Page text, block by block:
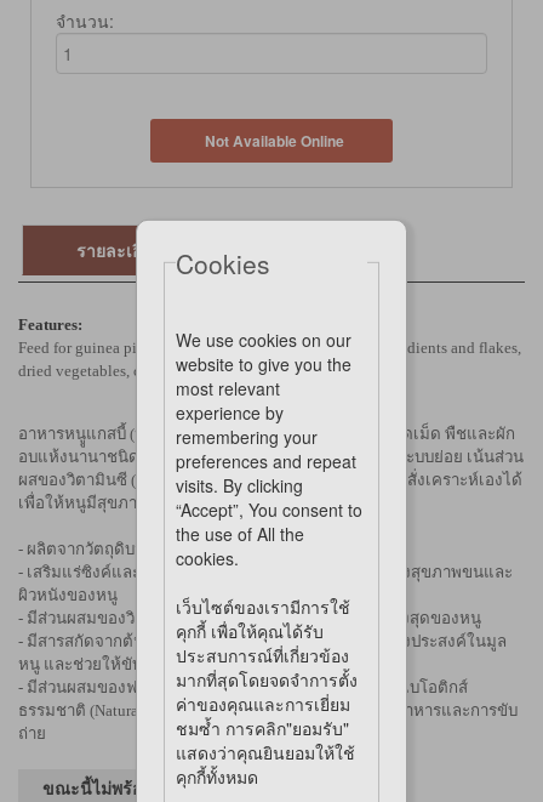
จำนวน:
Not Available Online
รายละเอียด
Features:
Feed for guinea pigs with grass pellets, various puffed ingredients and flakes,
dried vegetables, carob and sunflower seeds.
อาหารหนููแกสบี้ (หนูเควี่) Little One มีส่วนผสมของหญ้าอัดเม็ด พืชและผัก
อบแห้งนานาชนิด และผลคารอบ (Carob) ที่ช่วยเรื่องของระบบย่อย เน้นส่วน
ผสของวิตามินซี (Enhanced Vitamin-C) ที่แกสบี้ไม่สามารถสั่งเคราะห์เองได้
เพื่อให้หนูมีสุขภาพดี ห่างไกลโรค
- ผลิตจากวัตถุดิบจากธรรมชาติ 100% (Natural Ingredient)
- เสริมแร่ซิงค์และไบโอติน (Zinc and Biotin) เพื่อช่วยบำรุงสุขภาพขนและ
ผิวหนังของหนู
- มีส่วนผสมของวิตามินและแร่ธาตุสำคัญเพื่อสวัสดิภาพสูงสุดของหนู
- มีสารสกัดจากต้นยัคค่า (Yucca Extract) ช่วยลดกลิ่นไม่พึงประสงค์ในมูล
หนู และช่วยให้ขับถ่ายเป็นก้อน
- มีส่วนผสมของฟรุกโตโอลิโกแซ็กคาไรด์ (FOS) ที่เป็นพรีไบโอติกส์
ธรรมชาติ (Natural Prebiotics) สำหรับช่วยเรืองระบบย่อยอาหารและการขับ
ถ่าย
ขณะนี้ไม่พร้อมจำหน่ายในร้านค้า
Cookies
We use cookies on our
website to give you the
most relevant
experience by
remembering your
preferences and repeat
visits. By clicking
“Accept”, You consent to
the use of All the
cookies.
เว็บไซต์ของเรามีการใช้
คุกกี้ เพื่อให้คุณได้รับ
ประสบการณ์ที่เกี่ยวข้อง
มากที่สุดโดยจดจำการตั้ง
ค่าของคุณและการเยี่ยม
ชมซ้ำ การคลิก"ยอมรับ"
แสดงว่าคุณยินยอมให้ใช้
คุกกี้ทั้งหมด